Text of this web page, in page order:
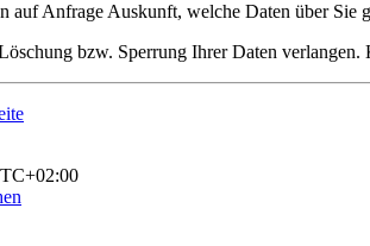
auf Anfrage Auskunft, welche Daten über Sie
bzw. Sperrung Ihrer Daten